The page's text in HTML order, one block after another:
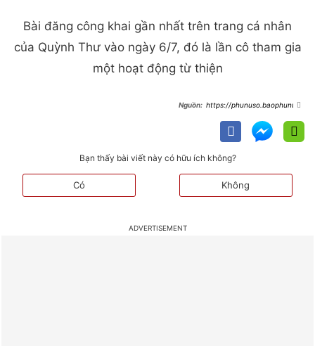
Bài đăng công khai gần nhất trên trang cá nhân
của Quỳnh Thư vào ngày 6/7, đó là lần cô tham gia
một hoạt động từ thiện
https://phunuso.baophunuth
thang-sau-khi-bi-diep-lam-anh-goi-
thang-ten-quynh-thu-lan-dau-co-
dong-thai-moi-c85a26764.html
Bạn thấy bài viết này có hữu ích không?
Có Không